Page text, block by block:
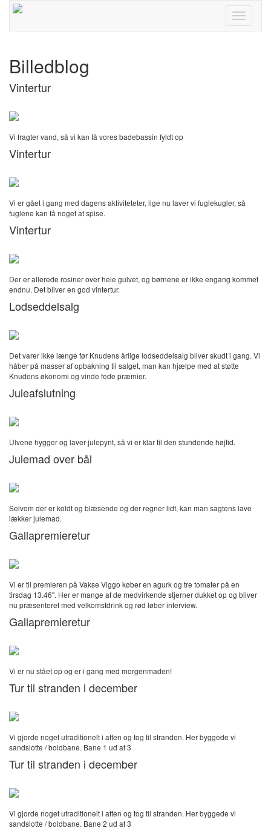
Toggle
Billedblog
Vintertur
Vi fragter vand, så vi kan få vores badebassin fyldt op
Vintertur
Vi er gået i gang med dagens aktiviteteter, lige nu laver vi fuglekugler, så
fuglene kan få noget at spise.
Vintertur
Der er allerede rosiner over hele gulvet, og børnene er ikke engang kommet
endnu. Det bliver en god vintertur.
Lodseddelsalg
Det varer ikke længe før Knudens årlige lodseddelsalg bliver skudt i gang. Vi
håber på masser af opbakning til salget, man kan hjælpe med at støtte
Knudens økonomi og vinde fede præmier.
Juleafslutning
Ulvene hygger og laver julepynt, så vi er klar til den stundende højtid.
Julemad over bål
Selvom der er koldt og blæsende og der regner lidt, kan man sagtens lave
lækker julemad.
Gallapremieretur
Vi er til premieren på Vakse Viggo køber en agurk og tre tomater på en
tirsdag 13.46". Her er mange af de medvirkende stjerner dukket op og bliver
nu præsenteret med velkomstdrink og rød løber interview.
Gallapremieretur
Vi er nu stået op og er i gang med morgenmaden!
Tur til stranden i december
Vi gjorde noget utraditionelt i aften og tog til stranden. Her byggede vi
sandslotte / boldbane. Bane 1 ud af 3
Tur til stranden i december
Vi gjorde noget utraditionelt i aften og tog til stranden. Her byggede vi
sandslotte / boldbane. Bane 2 ud af 3